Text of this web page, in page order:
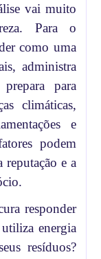
vai muito
Para o
como uma
administra
para
climáticas,
e
podem
reputação e a
responder
energia
resíduos?